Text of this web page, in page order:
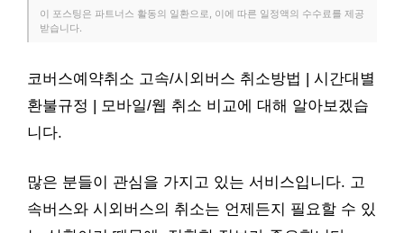
이 포스팅은 파트너스 활동의 일환으로, 이에 따른 일정액의 수수료를 제공
받습니다.
코버스예약취소 고속/시외버스 취소방법 | 시간대별
환불규정 | 모바일/웹 취소 비교에 대해 알아보겠습
니다.
많은 분들이 관심을 가지고 있는 서비스입니다. 고
속버스와 시외버스의 취소는 언제든지 필요할 수 있